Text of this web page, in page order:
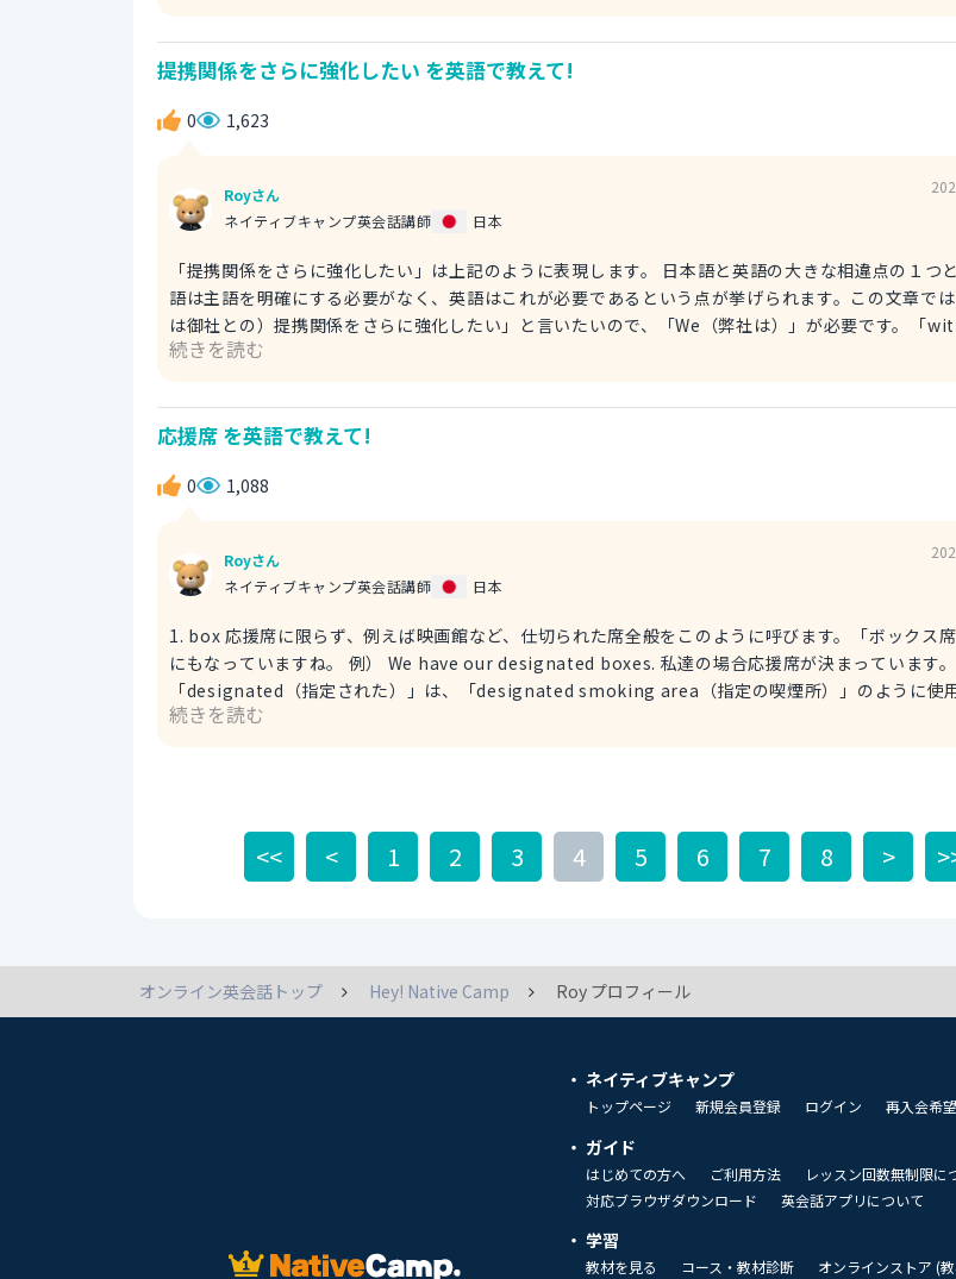
こしいので気を付けましょう。 例） I just finished briefing. 私はちょうど概略を説明したところ
提携関係をさらに強化したい を英語で教えて!
0 1,623
Royさん
ネイティブキャンプ英会話講師
日本
「提携関係をさらに強化したい」は上記のように表現します。 日本語と英語の大きな相違点の１つとして、日本
語は主語を明確にする必要がなく、英語はこれが必要であるという点が挙げられます。この文章で
は御社との）提携関係をさらに強化したい」と言いたいので、「We（弊社は）」が必要です。「
company（御社と）」も明示しましょう。 「alliance」は「提携関係」という意味です。ビジネスシーンでは
は問題ないですが、「solid」を使うと強力であることに加えて、「安定した」というニュアンスも
ができます。
続きを読む
応援席 を英語で教えて!
0 1,088
Royさん
ネイティブキャンプ英会話講師
日本
1. box 応援席に限らず、例えば映画館など、仕切られた席全般をこのように呼びます。「ボックス
にもなっていますね。 例） We have our designated boxes. 私達の場合応援席が決まっています。
「designated（指定された）」は、「designated smoking area（指定の喫煙所）」のように使用
supporter's seat 「応援のための席」であることを明言したいのであれば、こちらの表現が適切で
続きを読む
<< < 1 2 3 4 5 6 7 8 >
オンライン英会話トップ Hey! Native Camp Roy プロフィール
ネイティブキャンプ
トップページ 新規会員登録 ログイン 再入会希
ガイド
はじめての方へ ご利用方法 レッスン回数無制限に
対応ブラウザダウンロード
英会話アプリについて
学習
教材を見る コース・教材診断 オンラインストア (